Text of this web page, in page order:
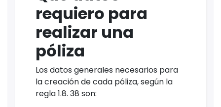
requiero para
realizar una
póliza
Los datos generales necesarios para
la creación de cada póliza, según la
regla 1.8. 38 son: